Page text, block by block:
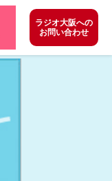
ラジオ大阪への
お問い合わせ